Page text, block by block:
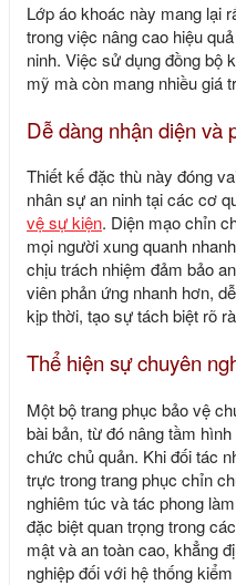
Lớp áo khoác này mang lại
trong việc nâng cao hiệu
ninh. Việc sử dụng đồng bộ
mỹ mà còn mang nhiều giá
Dễ dàng nhận diện và
Thiết kế đặc thù này đóng
nhân sự an ninh tại các cơ
vệ sự kiện. Diện mạo chỉn
mọi người xung quanh
chịu trách nhiệm đảm bảo
viên phản ứng nhanh hơn,
kịp thời, tạo sự tách biệt rõ
Thể hiện sự chuyên
Một bộ trangphục bảo vệ
bài bản, từ đó nâng tầm
chức chủ quản. Khi đối tác
trực trong trang phục chỉn
nghiêm túc và tác phong
đặc biệt quan trọng trong
mật và an toàn cao, khẳng
nghiệp đối với hệ thống